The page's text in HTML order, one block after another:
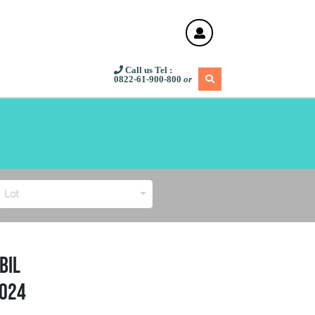
Call us Tel :
0822-61-900-800 or
Lot